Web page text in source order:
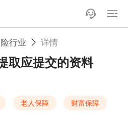
行业 详情
取应提交的资料
老人保障
财富保障